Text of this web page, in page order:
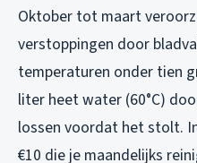
Oktober tot maart
verstoppingen door
temperaturen onder tien
liter heet water (60°C)
lossen voordat het stolt.
€10 die je maandelijks